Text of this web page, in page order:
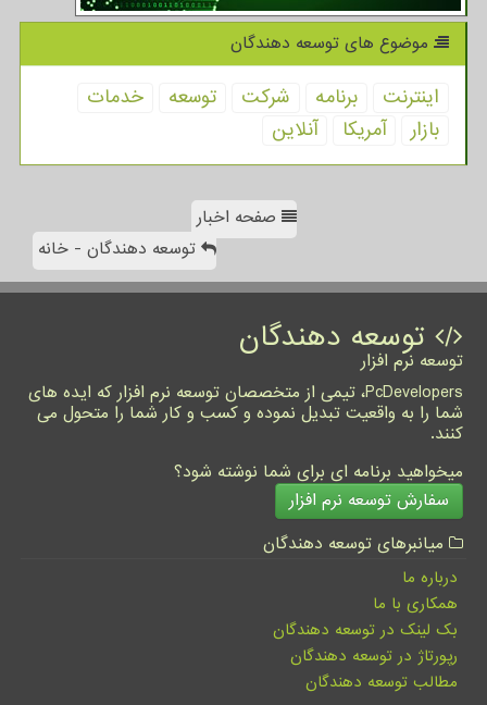
موضوع های توسعه دهندگان
اینترنت برنامه شركت توسعه
خدمات
بازار
آمریكا آنلاین
صفحه اخبار
توسعه دهندگان - خانه
توسعه دهندگان
توسعه نرم افزار
PcDevelopers، تیمی از متخصصان توسعه نرم افزار که ایده های
شما را به واقعیت تبدیل نموده و کسب و کار شما را متحول می
کنند.
میخواهید برنامه ای برای شما نوشته شود؟
سفارش توسعه نرم افزار
میانبرهای توسعه دهندگان
درباره ما
همکاری با ما
بک لینک در توسعه دهندگان
رپورتاژ در توسعه دهندگان
مطالب توسعه دهندگان